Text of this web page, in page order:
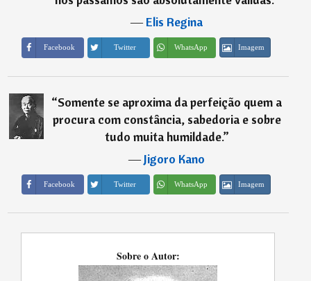
―Elis Regina
Facebook Twitter WhatsApp Imagem
“Somente se aproxima da perfeição quem a
procura com constância, sabedoria e sobre
tudo muita humildade.”
―Jigoro Kano
Facebook Twitter WhatsApp Imagem
Sobre o Autor: